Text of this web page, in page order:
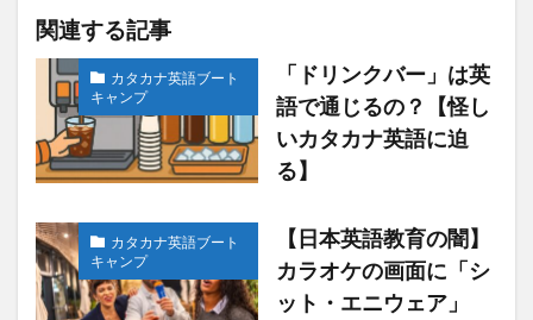
関連する記事
カタカナ英語ブート
キャンプ
「ドリンクバー」は英
語で通じるの？【怪し
いカタカナ英語に迫
る】
カタカナ英語ブート
キャンプ
【日本英語教育の闇】
カラオケの画面に「シ
ット・エニウェア」